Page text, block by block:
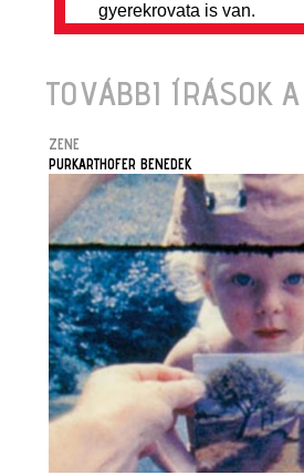
gyerekrovata is van.
TOVÁBBI ÍRÁSOK
ZENE
PURKARTHOFER BENEDEK